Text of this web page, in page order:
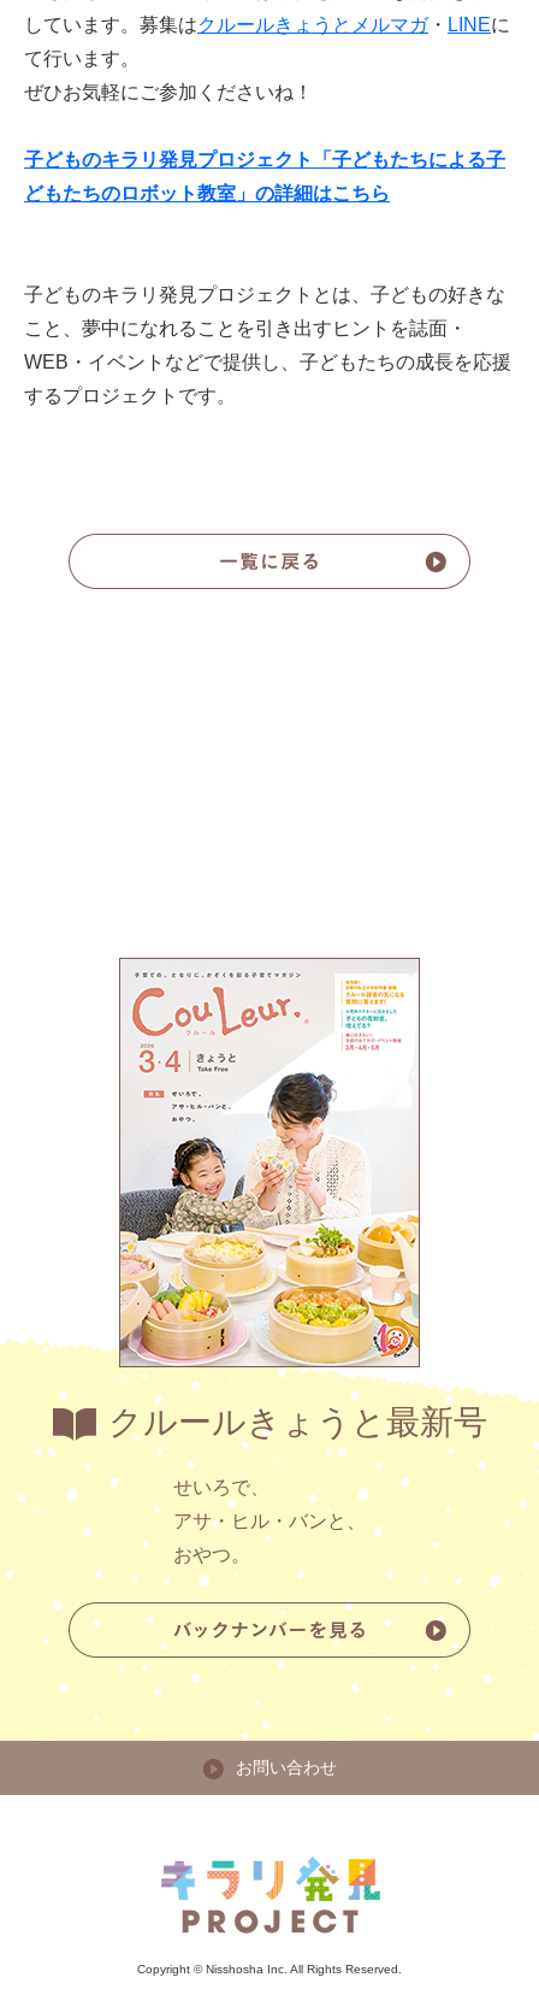
しています。募集はクルールきょうとメルマガ・ LINEに
て行います。
ぜひお気軽にご参加くださいね！
子どものキラリ発見プロジェクト「子どもたちによる子
どもたちのロボット教室」の詳細はこちら
子どものキラリ発見プロジェクトとは、子どもの好きな
こと、夢中になれることを引き出すヒントを誌面・
WEB・イベントなどで提供し、子どもたちの成長を応援
するプロジェクトです。
クルールきょうと最新号
せいろで、
アサ・ヒル・バンと、
おやつ。
お問い合わせ
Copyright © Nisshosha Inc. All Rights Reserved.